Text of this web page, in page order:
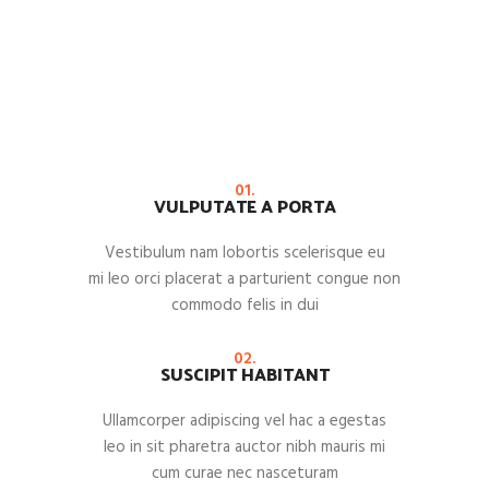
01.
VULPUTATE A PORTA
Vestibulum nam lobortis scelerisque eu
mi leo orci placerat a parturient congue non
commodo felis in dui
02.
SUSCIPIT HABITANT
Ullamcorper adipiscing vel hac a egestas
leo in sit pharetra auctor nibh mauris mi
cum curae nec nasceturam